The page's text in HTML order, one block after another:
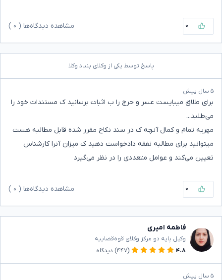
۰ مشاهده دیدگاه‌ها ( ۰
پاسخ توسط یکی از وکلای بنیاد وکلا
۵ سال پیش
برای طلاق میبایست عسر و حرج را ب اثبات برسانید ک مستندات خود را
می‌طلبد...
مهریه تمام و کمال آنچه ک در سند نکاح مقرر شده قابل مطالبه هست
میتوانید برای مطالبه نفقه دادخواست دهید ک میزان آنرا کارشناس
تعیین می‌کند و عوامل متعددی را در نظر می‌گیرد
۰ مشاهده دیدگاه‌ها ( ۰
فاطمه امیری
وکیل پایه دو مرکز وکلای قوه‌قضاییه
۴.۸
(۴۴۷) دیدگاه
۵ سال پیش